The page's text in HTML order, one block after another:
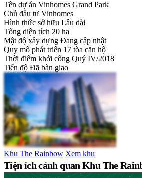
Tên dự án Vinhomes Grand Park
Chủ đầu tư Vinhomes
Hình thức sở hữu Lâu dài
Tổng diện tích 20 ha
Mật độ xây dựng Đang cập nhật
Quy mô phát triển 17 tòa căn hộ
Thời điểm khởi công Quý IV/2018
Tiến độ Đã bàn giao
Khu The Rainbow Xem khu
Tiện ích cảnh quan Khu The